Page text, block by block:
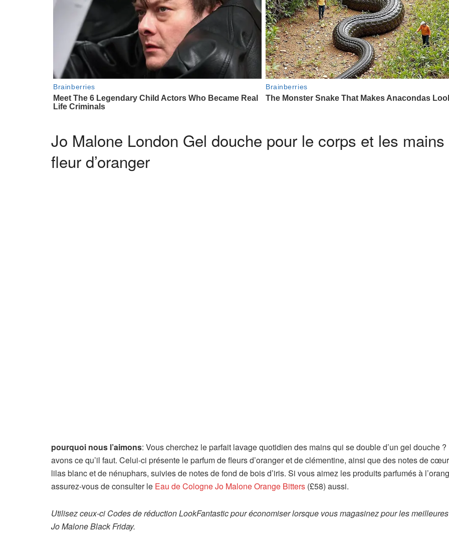
Jo Malone London Gel douche pour le corps et les
fleur d’oranger
pourquoi nous l’aimons: Vous cherchez le parfait lavage quotidien des mains qui se double d’un gel douche
avons ce qu’il faut. Celui-ci présente le parfum de fleurs d’oranger et de clémentine, ainsi que des notes de
lilas blanc et de nénuphars, suivies de notes de fond de bois d’iris. Si vous aimez les produits parfumés à
assurez-vous de consulter le Eau de Cologne Jo Malone Orange Bitters (£58) aussi.
Utilisez ceux-ci Codes de réduction LookFantasticpour économiser lorsque vous magasinez pour les
Jo Malone Black Friday.